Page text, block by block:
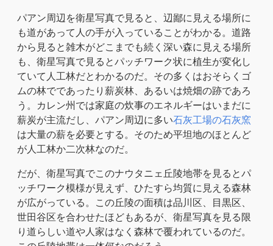
パアン周辺を衛星写真で見ると、辺鄙に見える場所に
も道があって人の手が入っていることがわかる。道路
から見ると雑木がどこまでも続く深い森に見える場所
も、衛星写真で見るとパッチワーク状に植生が変化し
ていて人工林だとわかるのだ。その多くはおそらくゴ
ムの林でであったり薪炭林、あるいは焼畑の跡であろ
う。カレン州では家庭の炊事のエネルギーはいまだに
薪炭が主流だし、パアン周辺に多い石灰工場の石灰窯
は大量の薪を必要とする。そのため平坦地のほとんど
が人工林か二次林なのだ。
だが、衛星写真でこのナウタニェ丘陵地帯を見るとパ
ッチワーク模様が見えず、ひたすら均質に見える森林
が広がっている。この丘陵の面積は品川区、目黒区、
世田谷区を合わせたほどもあるが、衛星写真を見る限
り道らしい道や人家はなく森林で覆われているのだ。